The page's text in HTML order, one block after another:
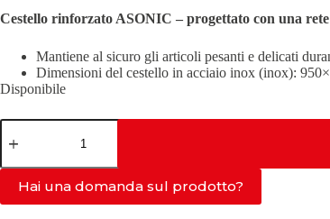
Cestello rinforzato ASONIC – progettato con una
Mantiene al sicuro gli articoli pesanti e delicati
Dimensioni del cestello in acciaio inox (inox):
Disponibile
ASONIC
CESTINO
IND-
3000
quantità
Hai una domanda sul prodotto?